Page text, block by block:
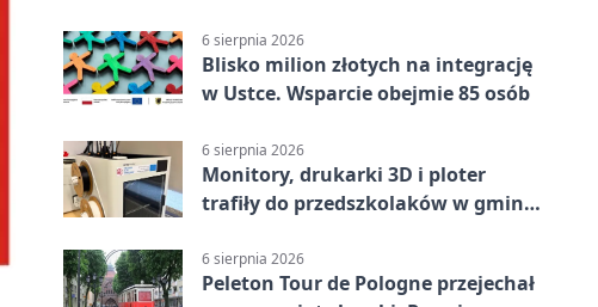
6 sierpnia 2026
Blisko milion złotych na integrację
w Ustce. Wsparcie obejmie 85 osób
6 sierpnia 2026
Monitory, drukarki 3D i ploter
trafiły do przedszkolaków w gminie
6 sierpnia 2026
Peleton Tour de Pologne przejechał